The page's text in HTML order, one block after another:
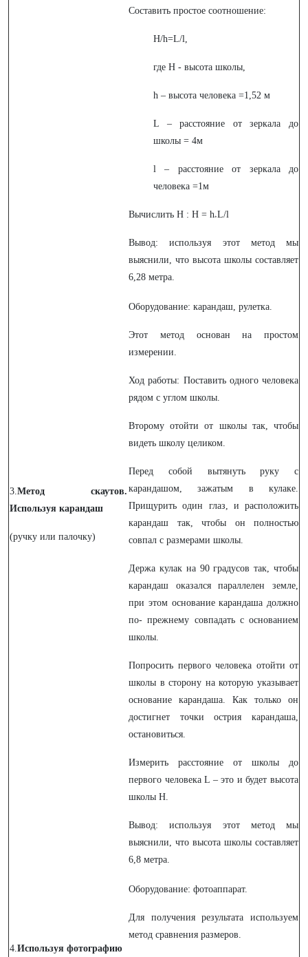
Составить простое соотношение:
H/h=L/l,
где H - высота школы,
h – высота человека =1,52 м
L – расстояние от зеркала до
школы = 4м
l – расстояние от зеркала до
человека =1м
Вычислить H : H = h*L/l
Вывод: используя этот метод мы
выяснили, что высота школы составляет
6,28 метра.
3.Метод скаутов.
Используя карандаш
(ручку или палочку)
Оборудование: карандаш, рулетка.
Этот метод основан на простом
измерении.
Ход работы: Поставить одного человека
рядом с углом школы.
Второму отойти от школы так, чтобы
видеть школу целиком.
Перед собой вытянуть руку с
карандашом, зажатым в кулаке.
Прищурить один глаз, и расположить
карандаш так, чтобы он полностью
совпал с размерами школы.
Держа кулак на 90 градусов так, чтобы
карандаш оказался параллелен земле,
при этом основание карандаша должно
по- прежнему совпадать с основанием
школы.
Попросить первого человека отойти от
школы в сторону на которую указывает
основание карандаша. Как только он
достигнет точки острия карандаша,
остановиться.
Измерить расстояние от школы до
первого человека L – это и будет высота
школы H.
Вывод: используя этот метод мы
выяснили, что высота школы составляет
6,8 метра.
4.Используя фотографию
Оборудование: фотоаппарат.
Для получения результата используем
метод сравнения размеров.